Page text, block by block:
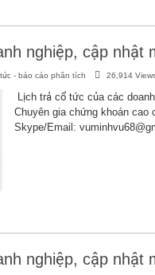
nghiệp, cập nhật
- báo cáo phân tích 26,914
Lịch trả cổ tức của các
Chuyên gia chứng khoán cao
Skype/Email:
nghiệp, cập nhật